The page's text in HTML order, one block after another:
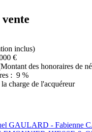
inclus)
€
des honoraires de
: 9 %
charge de l'acquéreur
GAULARD - Fabienne